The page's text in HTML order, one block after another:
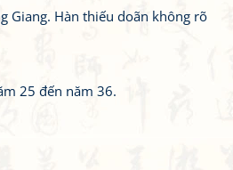
Giang. Hàn thiếu doãn không rõ
25 đến năm 36.